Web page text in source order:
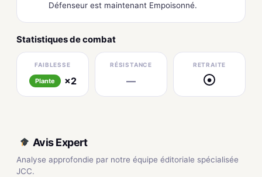
Défenseur est maintenant Empoisonné.
Statistiques de combat
FAIBLESSE
Plante ×2
RÉSISTANCE
—
RETRAITE
●
Avis Expert
Analyse approfondie par notre équipe éditoriale spécialisée
JCC.